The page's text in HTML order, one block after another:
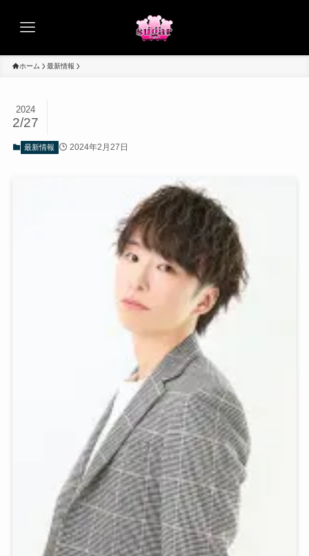
ホーム 最新情報
2024
2/27
最新情報 2024年2月27日